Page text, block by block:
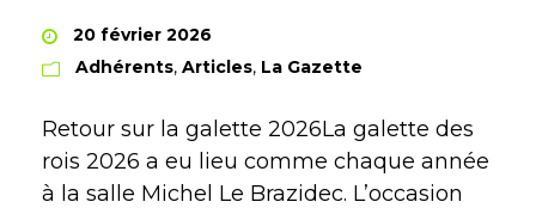
20 février 2026
Adhérents, Articles, La Gazette
Retour sur la galette 2026La galette des
rois 2026 a eu lieu comme chaque année
à la salle Michel Le Brazidec. L’occasion